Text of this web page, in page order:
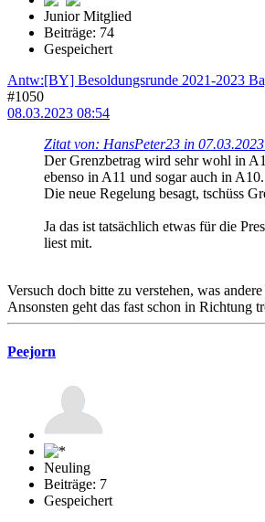
Junior Mitglied
Beiträge: 74
Gespeichert
Antw:[BY] Besoldungsrunde 2021-2023
#1050
08.03.2023 08:54
Zitat von: HansPeter23 in
Der Grenzbetrag wird sehr wohl in
ebenso in A11 und sogar auch in A10.
Die neue Regelung besagt, tschüss
Ja das ist tatsächlich etwas für die
liest mit.
Versuch doch bitte zu verstehen, was
Ansonsten geht das fast schon in Richtung
Peejorn
Neuling
Beiträge: 7
Gespeichert